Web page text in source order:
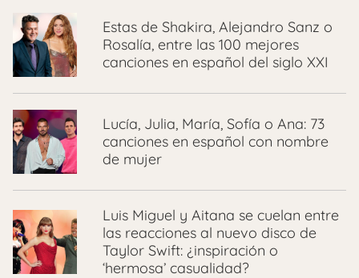
Estas de Shakira, Alejandro Sanz o
Rosalía, entre las 100 mejores
canciones en español del siglo XXI
Lucía, Julia, María, Sofía o Ana: 73
canciones en español con nombre
de mujer
Luis Miguel y Aitana se cuelan entre
las reacciones al nuevo disco de
Taylor Swift: ¿inspiración o
‘hermosa’ casualidad?